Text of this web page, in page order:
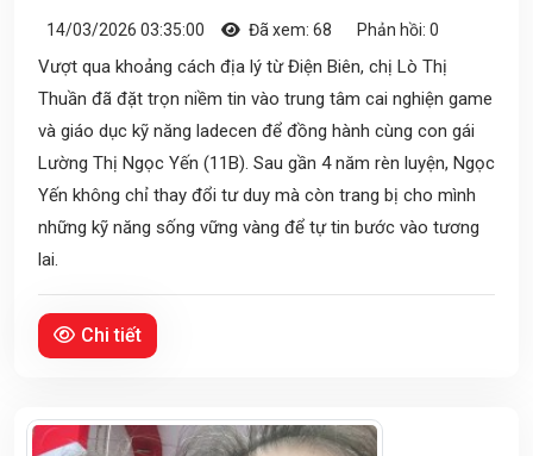
14/03/2026 03:35:00 Đã xem: 68 Phản hồi: 0
Vượt qua khoảng cách địa lý từ Điện Biên, chị Lò Thị
Thuần đã đặt trọn niềm tin vào trung tâm cai nghiện game
và giáo dục kỹ năng ladecen để đồng hành cùng con gái
Lường Thị Ngọc Yến (11B). Sau gần 4 năm rèn luyện, Ngọc
Yến không chỉ thay đổi tư duy mà còn trang bị cho mình
những kỹ năng sống vững vàng để tự tin bước vào tương
lai.
Chi tiết